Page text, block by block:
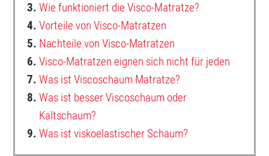
3. Wie funktioniert die Visco-Matratze?
4. Vorteile von Visco-Matratzen
5. Nachteile von Visco-Matratzen
6. Visco-Matratzen eignen sich nicht für jeden
7. Was ist Viscoschaum Matratze?
8. Was ist besser Viscoschaum oder
Kaltschaum?
9. Was ist viskoelastischer Schaum?